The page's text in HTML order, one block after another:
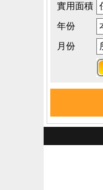
實用面積
年份
月份